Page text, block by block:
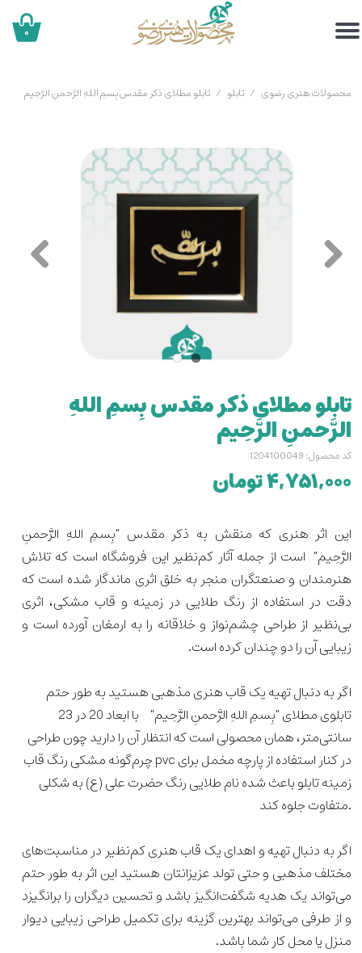
۰
محصولات هنری رضوی تابلو تابلو مطلای ذکر مقدس بِسمِ اللهِ الرَّحمنِ الرَّحِیم
تابلو مطلای ذکر مقدس بِسمِ اللهِ
الرَّحمنِ الرَّحِیم
کد محصول: 1204100049
۴,۷۵۱,۰۰۰ تومان
این اثر هنری که منقش به ذکر مقدس "بِسمِ اللهِ الرَّحمنِ
الرَّحِیم" است از جمله آثار کم‌نظیر این فروشگاه است که تلاش
هنرمندان و صنعتگران منجر به خلق اثری ماندگار شده است که
دقت در استفاده از رنگ طلایی در زمینه و قاب مشکی، اثری
بی‌نظیر از طراحی چشم‌نواز و خلاقانه را به ارمغان آورده است و
زیبایی آن را دو چندان کرده است.
اگر به دنبال تهیه یک قاب هنری مذهبی هستید به طور حتم
تابلوی مطلای"بِسمِ اللهِ الرَّحمنِ الرَّحِیم"
با ابعاد 20 در 23
سانتی‌متر، همان محصولی است که انتظار آن را دارید چون طراحی
چرم‌گونه مشکی رنگ قاب pvc در کنار استفاده از پارچه مخمل برای
زمینه تابلو باعث شده نام طلایی رنگ حضرت علی (ع) به شکلی
متفاوت جلوه کند.
اگر به دنبال تهیه و اهدای یک قاب هنری کم‌نظیر در مناسبت‌های
مختلف مذهبی و حتی تولد عزیزانتان هستید این اثر به طور حتم
می‌تواند یک هدیه شگفت‌انگیز باشد و تحسین دیگران را برانگیزد
و از طرفی می‌تواند بهترین گزینه برای تکمیل طراحی زیبایی دیوار
منزل یا محل کار شما باشد.